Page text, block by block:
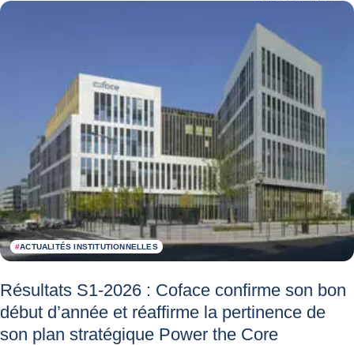
#ACTUALITÉS INSTITUTIONNELLES
Résultats S1-2026 : Coface confirme son bon
début d’année et réaffirme la pertinence de
son plan stratégique Power the Core